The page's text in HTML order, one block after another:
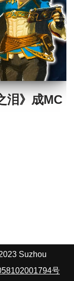
泪》成MC
Suzhou
号